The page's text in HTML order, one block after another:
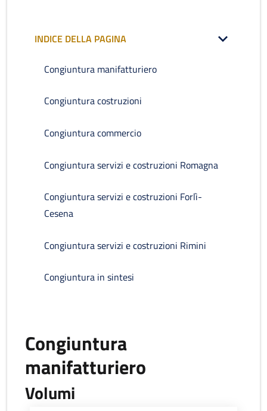
INDICE DELLA PAGINA
Congiuntura manifatturiero
Congiuntura costruzioni
Congiuntura commercio
Congiuntura servizi e costruzioni Romagna
Congiuntura servizi e costruzioni Forlì-
Cesena
Congiuntura servizi e costruzioni Rimini
Congiuntura in sintesi
Congiuntura
manifatturiero
Volumi